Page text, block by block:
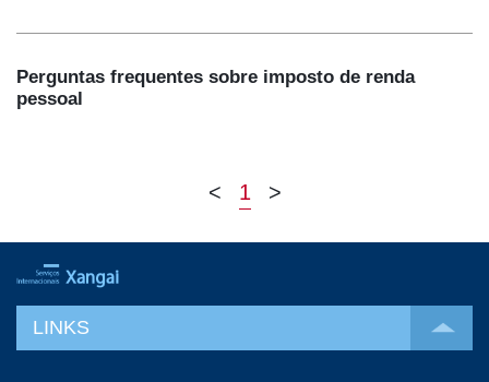
Perguntas frequentes sobre imposto de renda
pessoal
< 1 >
LINKS